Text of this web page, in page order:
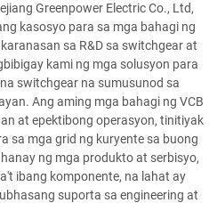
Greenpower Electric Co., Ltd,
kasosyo para sa mga bahagi ng
sa R&D sa switchgear at
kami ng mga solusyon para
switchgear na sumusunod sa
Ang aming mga bahagi ng VCB
at epektibong operasyon, tinitiyak
sa mga grid ng kuryente sa buong
ng mga produkto at serbisyo,
ibang komponente, na lahat ay
suporta sa engineering at